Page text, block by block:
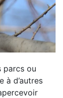
parcs ou
à d’autres